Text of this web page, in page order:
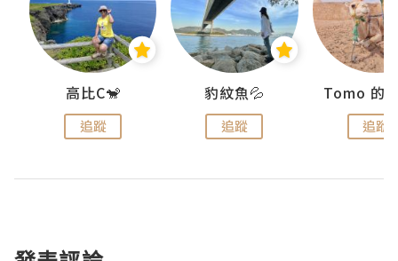
高比C🐒
追蹤
豹紋魚💦
追蹤 追蹤